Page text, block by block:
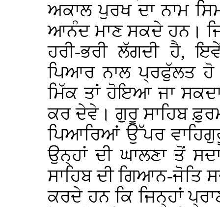
ਅਕਾਲ ਪੁਰਖ ਦਾ ਨਾਮ
ਆਨੰਦ ਮਾਣ ਸਕਦੇ ਹਨ।
ਹਰੀ-ਭਰੀ ਲੱਗਦੀ ਹੈ,
ਪਿਆਰ ਨਾਲ ਪ੍ਰਫੁੱਲਤ ਹੋ
ਮਿੱਕ ਤਾਂ ਹੋਇਆ ਜਾ
ਕਰ ਦੇਵੇ। ਗੁਰੂ ਸਾਹਿਬ
ਪਿਆਰਿਆਂ ਉੱਪਰ
ਉਨ੍ਹਾਂ ਦੀ ਘਾਲਣਾ ਤੋਂ
ਸਾਹਿਬ ਦੀ ਗਿਆਨ-ਜੋਤਿ
ਕਰਦੇ ਹਨ ਕਿ ਜਿਨ੍ਹਾਂ